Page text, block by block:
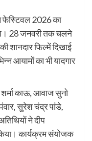
फेस्टिवल 2026 का
28 जनवरी तक चलने
शानदार फिल्में दिखाई
आयामों का भी यादगार
काऊ, आवाज सुनो
सुरेश चंद्र पांडे,
ने दीप
कार्यक्रम संयोजक